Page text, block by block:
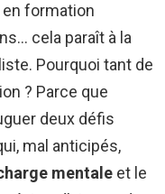
formation
cela paraît à la
Pourquoi tant de
? Parce que
deux défis
mal anticipés,
mentale et le